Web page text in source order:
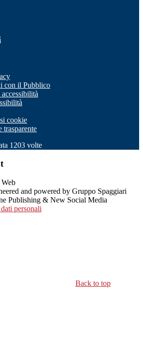
con il Pubblico
cookie
trasparente
1203 volte
and powered by Gruppo Spaggiari
Publishing & New Social Media
personali
Back to top